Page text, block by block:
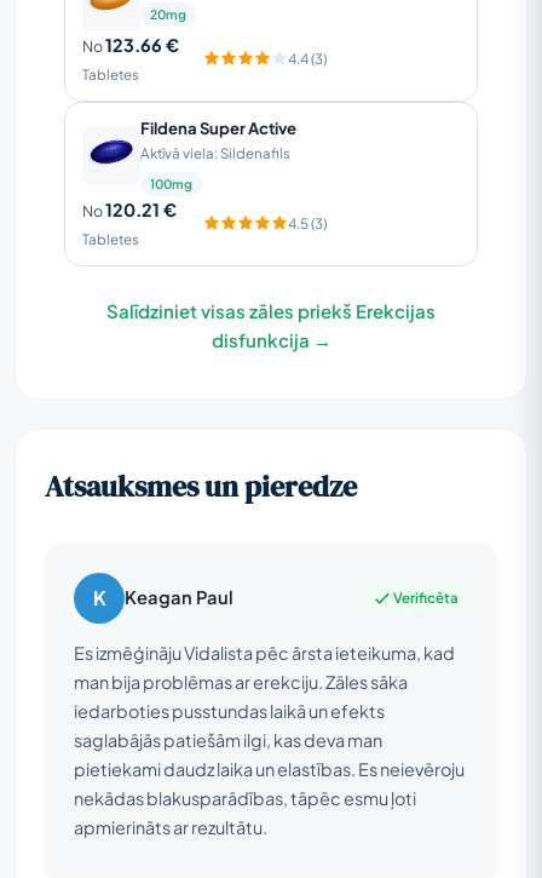
20mg
No123.66 €
Tabletes
4.4 (3)
Fildena Super Active
Aktīvā viela: Sildenafils
100mg
No120.21 €
Tabletes
4.5 (3)
Salīdziniet visas zāles priekš Erekcijas
disfunkcija →
Atsauksmes un pieredze
K Keagan Paul Verificēta
Es izmēģināju Vidalista pēc ārsta ieteikuma, kad
man bija problēmas ar erekciju. Zāles sāka
iedarboties pusstundas laikā un efekts
saglabājās patiešām ilgi, kas deva man
pietiekami daudz laika un elastības. Es neievēroju
nekādas blakusparādības, tāpēc esmu ļoti
apmierināts ar rezultātu.